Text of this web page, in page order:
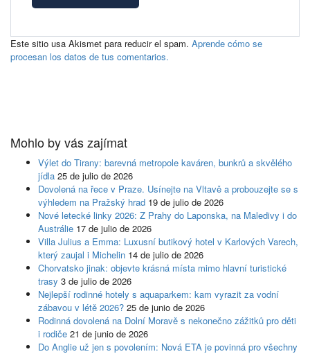
Este sitio usa Akismet para reducir el spam. Aprende cómo se
procesan los datos de tus comentarios.
Mohlo by vás zajímat
Výlet do Tirany: barevná metropole kaváren, bunkrů a skvělého
jídla 25 de julio de 2026
Dovolená na řece v Praze. Usínejte na Vltavě a probouzejte se s
výhledem na Pražský hrad 19 de julio de 2026
Nové letecké linky 2026: Z Prahy do Laponska, na Maledivy i do
Austrálie 17 de julio de 2026
Villa Julius a Emma: Luxusní butikový hotel v Karlových Varech,
který zaujal i Michelin 14 de julio de 2026
Chorvatsko jinak: objevte krásná místa mimo hlavní turistické
trasy 3 de julio de 2026
Nejlepší rodinné hotely s aquaparkem: kam vyrazit za vodní
zábavou v létě 2026? 25 de junio de 2026
Rodinná dovolená na Dolní Moravě s nekonečno zážitků pro děti
i rodiče 21 de junio de 2026
Do Anglie už jen s povolením: Nová ETA je povinná pro všechny